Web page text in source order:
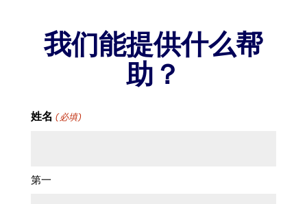
我们能提供什么帮
助？
姓名 (必填)
第一